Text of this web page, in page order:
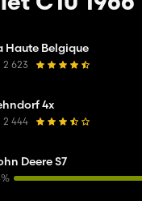
Haute Belgique
2 623
4x
2 444
Deere S7